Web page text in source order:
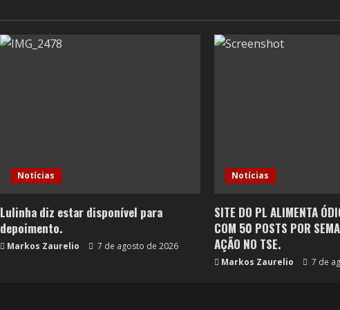
Notícias
Lulinha diz estar disponível para
depoimento.
Markos Zaurelio 7 de agosto de 2026
Notícias
SITE DO PL ALIMENTA
COM 50 POSTS POR
AÇÃO NO TSE.
Markos Zaurelio 7 de